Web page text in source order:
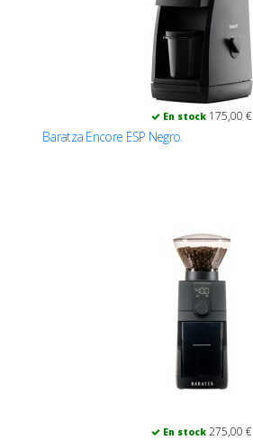
En stock 175,00 €
Baratza Encore ESP Negro.
En stock 275,00 €